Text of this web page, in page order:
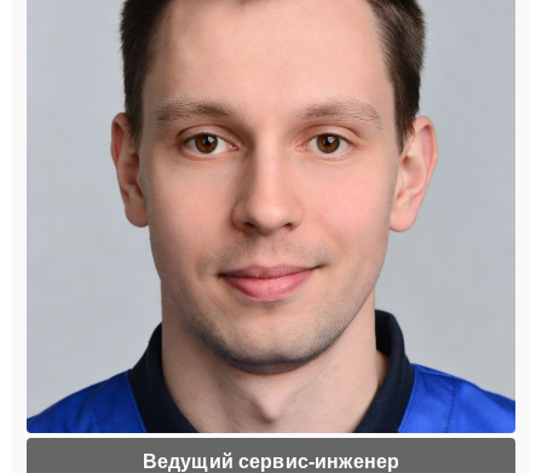
Ведущий сервис-инженер